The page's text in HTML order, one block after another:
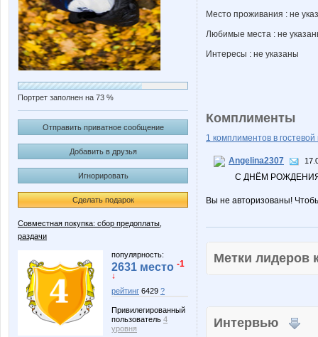
Портрет заполнен на 73 %
Отправить приватное сообщение
Добавить в друзья
Игнорировать
Сделать подарок
Совместная покупка: сбор предоплаты,
раздачи
популярность:
2631 место -1
↓
рейтинг 6429 ?
Привилегированный
пользователь 4
уровня
Место проживания : не
Любимые места : не
Интересы : не указаны
Комплименты
1 комплиментов в гостевой
Angelina2307
С ДНЁМ
Вы не авторизованы!
Метки
Интервью